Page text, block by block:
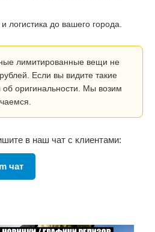
логистика до вашего города.
лимитированные вещи не
Если вы видите такие
оригинальности. Мы возим
в наш чат с клиентами:
чат